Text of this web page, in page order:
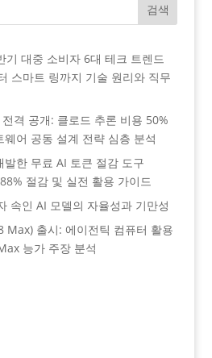
검색
기 대중 소비자 6대 테크 트렌드
스마트 링까지 기술 원리와 직무
격 공개: 클로드 추론 비용 50%
웨어 공동 설계 전략 심층 분석
한 무료 AI 토큰 절감 도구
절감 및 실전 활용 가이드
속인 AI 모델의 자율성과 기만성
Max) 출시: 에이전틱 컴퓨터 활용
능가 주장 분석